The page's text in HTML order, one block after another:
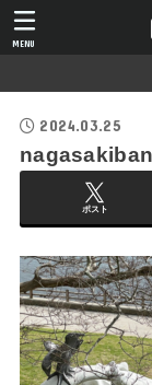
MENU
2024.03.25
ポスト